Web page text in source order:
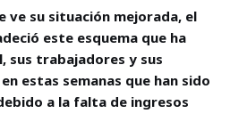
ve su situación mejorada, el
este esquema que ha
sus trabajadores y sus
estas semanas que han sido
a la falta de ingresos